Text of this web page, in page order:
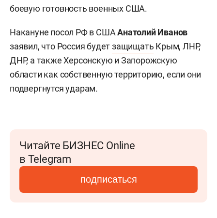
боевую готовность военных США.
Накануне посол РФ в СШААнатолий Иванов
заявил, что Россия будетзащищать Крым, ЛНР,
ДНР, а также Херсонскую и Запорожскую
области как собственную территорию, если они
подвергнутся ударам.
Читайте БИЗНЕС Online
в Telegram
подписаться